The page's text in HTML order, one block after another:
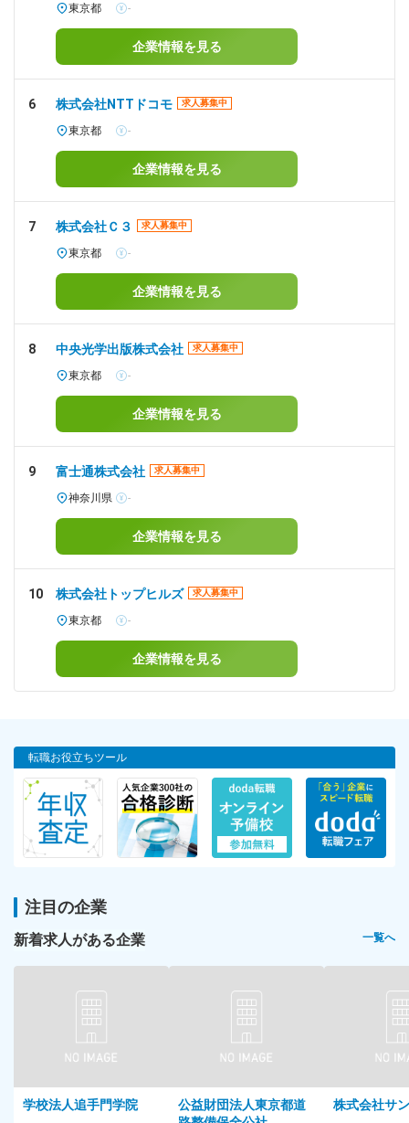
東京都 -
企業情報を見る
6 株式会社NTTドコモ 求人募集中
東京都 -
企業情報を見る
7 株式会社Ｃ３ 求人募集中
東京都 -
企業情報を見る
8 中央光学出版株式会社 求人募集中
東京都 -
企業情報を見る
9 富士通株式会社 求人募集中
神奈川県 -
企業情報を見る
10 株式会社トップヒルズ 求人募集中
東京都 -
企業情報を見る
転職お役立ちツール
注目の企業
新着求人がある企業 一覧へ
学校法人追手門学院
公益財団法人東京都道
株式会社サ